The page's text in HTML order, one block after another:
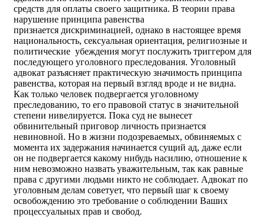
средств для оплаты своего защитника. В теории права
нарушение принципа равенства
признается дискриминацией, однако в настоящее время
национальность, сексуальная ориентация, религиозные и
политические убеждения могут послужить триггером для
последующего уголовного преследования. Уголовный
адвокат разъясняет практическую значимость принципа
равенства, которая на первый взгляд вроде и не видна.
Как только человек подвергается уголовному
преследованию, то его правовой статус в значительной
степени нивелируется. Пока суд не вынесет
обвинительный приговор личность признается
невиновной. Но в жизни подозреваемых, обвиняемых с
момента их задержания начинается сущий ад, даже если
он не подвергается какому нибудь насилию, отношение к
ним невозможно назвать уважительным, так как равные
права с другими людьми никто не соблюдает. Адвокат по
уголовным делам советует, что первый шаг к своему
освобождению это требование о соблюдении Ваших
процессуальных прав и свобод.